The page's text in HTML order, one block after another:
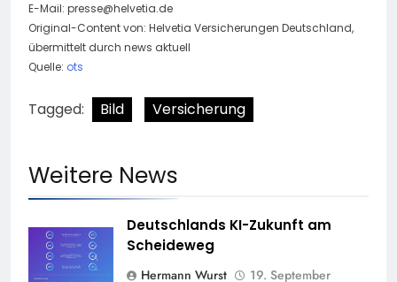
E-Mail: presse@helvetia.de
Original-Content von: Helvetia Versicherungen Deutschland,
übermittelt durch news aktuell
Quelle: ots
Tagged: Bild Versicherung
Weitere News
Deutschlands KI-Zukunft am
Scheideweg
Hermann Wurst
19. September